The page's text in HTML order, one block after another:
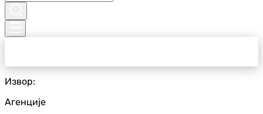
Извор:
Агенције